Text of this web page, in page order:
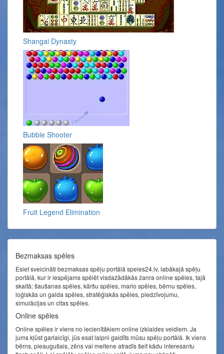
Shangai Dynasty
Bubble Shooter
Fruit Legend Elimination
Bezmaksas spēles
Esiet sveicināti bezmaksas spēļu portālā speles24.lv, labākajā spēļu
portālā, kur ir iespējams spēlēt visdažādākās žanra online spēles, tajā
skaitā: šaušanas spēles, kāršu spēles, mario spēles, bērnu spēles,
loģiskās un galda spēles, stratēģiskās spēles, piedzīvojumu,
simulācijas un citas spēles.
Online spēles
Online spēles ir viens no iecienītākiem online izklaides veidiem. Ja
jums kļūst garlaicīgi, jūs esat laipni gaidīts mūsu spēļu portālā. Ik viens
bērns, pieaugušais, zēns vai meitene atradīs šeit kādu interesantu